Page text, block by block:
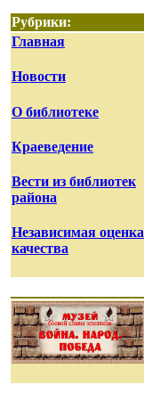
Рубрики:
Главная
Новости
О библиотеке
Краеведение
Вести из библиотек
района
Независимая оценка
качества